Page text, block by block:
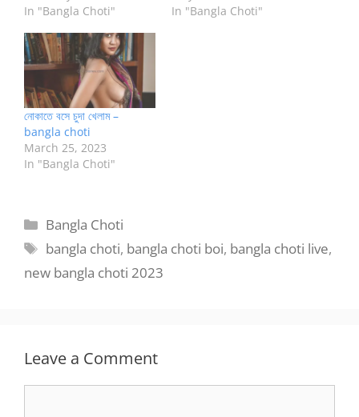
In "Bangla Choti"
In "Bangla Choti"
নোকাতে বসে চুদা খেলাম –
bangla choti
March 25, 2023
In "Bangla Choti"
Categories
Bangla Choti
Tags
bangla choti, bangla choti boi, bangla choti live,
new bangla choti 2023
Leave a Comment